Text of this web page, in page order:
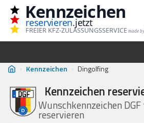
Zum
Inhalt
Kennzeichen
reservieren.jetzt
FREIER KFZ-ZULASSUNGSSERVICE made by
› Kennzeichen › Dingolfing
Kennzeichen
Wunschkennzeichen
reservieren